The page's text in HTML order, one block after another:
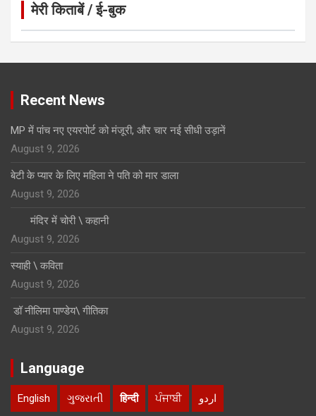
मेरी किताबें / ई-बुक
Click to Open Page
Recent News
MP में पांच नए एयरपोर्ट को मंजूरी, और चार नई सीधी उड़ानें
August 9, 2026
बेटी के प्यार के लिए महिला ने पति को मार डाला
August 9, 2026
मंदिर में चोरी \ कहानी
August 9, 2026
स्याही \ कविता
August 9, 2026
डॉ नीलिमा पाण्डेय\ गीतिका
August 9, 2026
Language
English ગુજરાતી हिन्दी ਪੰਜਾਬੀ اردو